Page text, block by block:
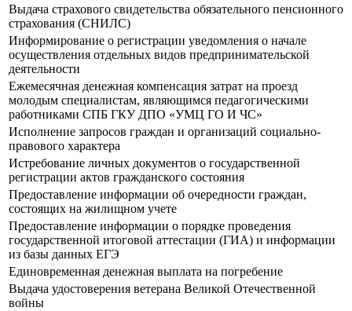
Выдача страхового свидетельства обязательного пенсионного
страхования (СНИЛС)
Информирование о регистрации уведомления о начале
осуществления отдельных видов предпринимательской
деятельности
Ежемесячная денежная компенсация затрат на проезд
молодым специалистам, являющимся педагогическими
работниками СПБ ГКУ ДПО «УМЦ ГО И ЧС»
Исполнение запросов граждан и организаций социально-
правового характера
Истребование личных документов о государственной
регистрации актов гражданского состояния
Предоставление информации об очередности граждан,
состоящих на жилищном учете
Предоставление информации о порядке проведения
государственной итоговой аттестации (ГИА) и информации
из базы данных ЕГЭ
Единовременная денежная выплата на погребение
Выдача удостоверения ветерана Великой Отечественной
войны